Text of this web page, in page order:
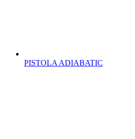
PISTOLA ADIABATIC